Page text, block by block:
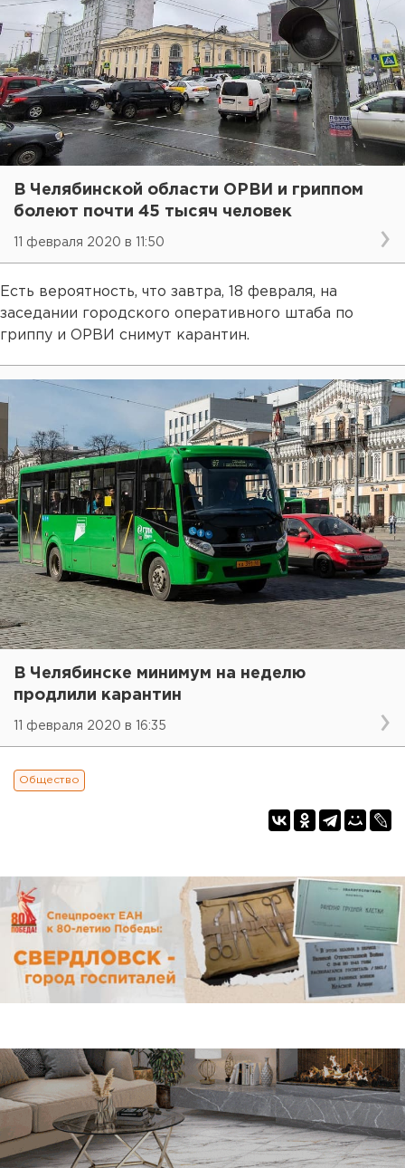
В Челябинской области ОРВИ и гриппом
болеют почти 45 тысяч человек
11 февраля 2020 в 11:50
Есть вероятность, что завтра, 18 февраля, на
заседании городского оперативного штаба по
гриппу и ОРВИ снимут карантин.
В Челябинске минимум на неделю
продлили карантин
11 февраля 2020 в 16:35
Общество